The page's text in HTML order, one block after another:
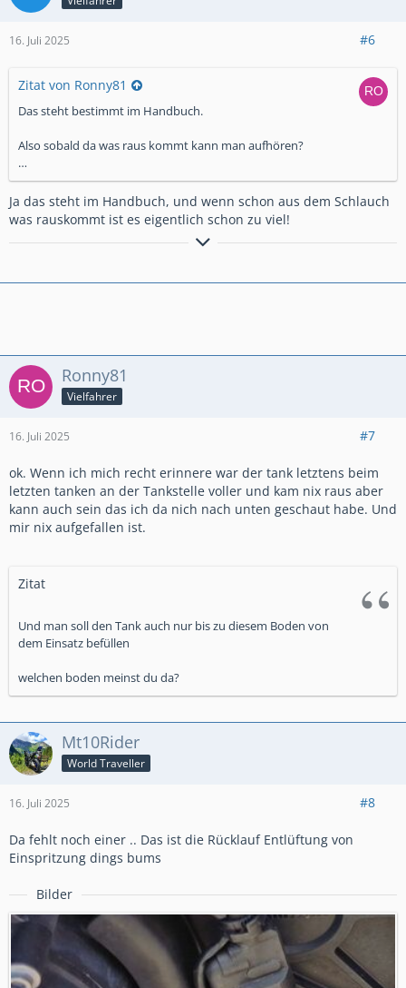
16. Juli 2025 #6
Zitat von Ronny81
Das steht bestimmt im Handbuch.
Also sobald da was raus kommt kann man aufhören?
…
Ja das steht im Handbuch, und wenn schon aus dem Schlauch
was rauskommt ist es eigentlich schon zu viel!
2023er MT-10 SP (RN78) mit Acrapovic
Ronny81
Vielfahrer
16. Juli 2025 #7
ok. Wenn ich mich recht erinnere war der tank letztens beim
letzten tanken an der Tankstelle voller und kam nix raus aber
kann auch sein das ich da nich nach unten geschaut habe. Und
mir nix aufgefallen ist.
Zitat
Und man soll den Tank auch nur bis zu diesem Boden von
dem Einsatz befüllen
welchen boden meinst du da?
Mt10Rider
World Traveller
16. Juli 2025 #8
Da fehlt noch einer .. Das ist die Rücklauf Entlüftung von
Einspritzung dings bums
Bilder